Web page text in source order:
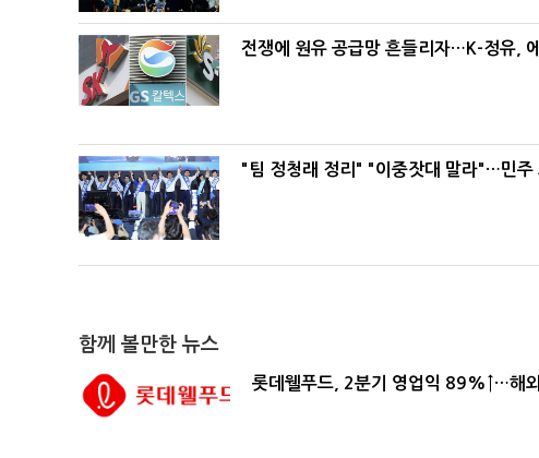
전쟁에 원유 공급망 흔들리자…K-정유,
"팀 정청래 정리" "이중잣대 말라"…민주
함께 볼만한 뉴스
롯데웰푸드, 2분기 영업익 89%↑…해